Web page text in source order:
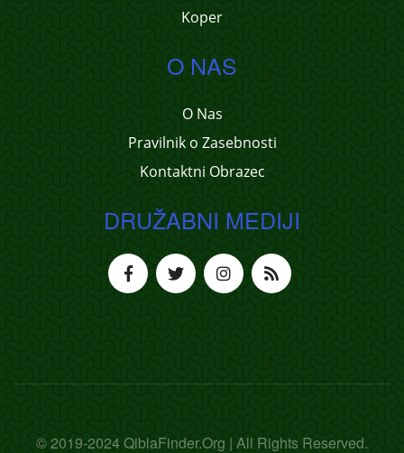
Koper
O NAS
O Nas
Pravilnik o Zasebnosti
Kontaktni Obrazec
DRUŽABNI MEDIJI
© 2019-2024 QiblaFinder.Org | All Rights Reserved.